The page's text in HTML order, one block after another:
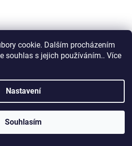
cookie. Dalším procházením
souhlas s jejich používáním.. Více
Nastavení
Souhlasím